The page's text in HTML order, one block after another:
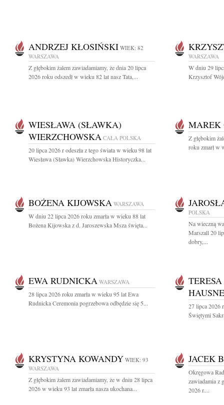
ANDRZEJ KŁOSIŃSKI WIEK: 82
WARSZAWA
Z głębokim żalem zawiadamiamy, że dnia 20 lipca
2026 roku odszedł w wieku 82 lat nasz Tata,...
WARSZAWA
W dniu 29
Krzysztof
WIESŁAWA (SŁAWKA)
WIERZCHOWSKA CAŁA POLSKA
20 lipca 2026 r odeszła z tego świata w wieku 98 lat
Wiesława (Sławka) Wierzchowska Historyczka...
MAREK
Z głębokim
roku zmarł w
BOŻENA KIJOWSKA WARSZAWA
W dniu 22 lipca 2026 roku zmarła w wieku 88 lat
Bożena Kijowska z d. Jaroszewska Msza święta...
POLSKA
Na wieczną
Marszall 20
dobry,...
EWA RUDNICKA WARSZAWA
28 lipca 2026 roku zmarła w wieku 95 lat Ewa
Rudnicka Ceremonia pogrzebowa odbędzie się 5...
27 lipca 2026
Świętymi
KRYSTYNA KOWANDY WIEK: 93
WARSZAWA
Z głębokim żalem zawiadamiamy, że w dniu 28 lipca
2026 w wieku 93 lat zmarła nasza ukochana...
JACEK
Okręgowa
zawiadamia z
2026 r....